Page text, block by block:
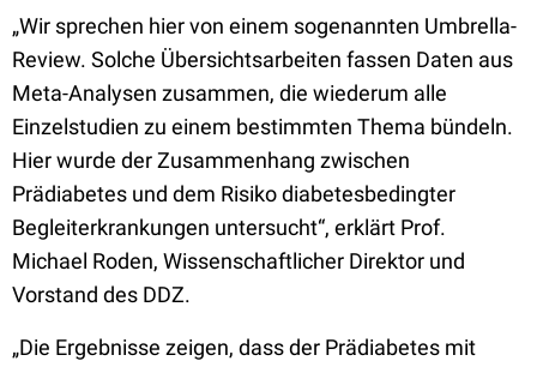
„Wir sprechen hier von einem sogenannten Umbrella-
Review. Solche Übersichtsarbeiten fassen Daten aus
Meta-Analysen zusammen, die wiederum alle
Einzelstudien zu einem bestimmten Thema bündeln.
Hier wurde der Zusammenhang zwischen
Prädiabetes und dem Risiko diabetesbedingter
Begleiterkrankungen untersucht“, erklärt Prof.
Michael Roden, Wissenschaftlicher Direktor und
Vorstand des DDZ.
„Die Ergebnisse zeigen, dass der Prädiabetes mit